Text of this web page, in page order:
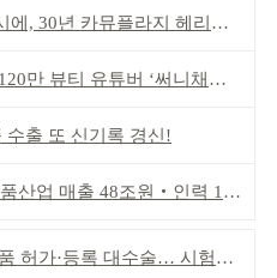
, 30년 카뮤플라지 헤리티지 담아
뷰티 유튜버 ‘써니채널’ 공동개발
수출 또 신기록 경신!
산업 매출 48조원‧인력 13만명
가·등록 대수술… 시험자료 공용 허용